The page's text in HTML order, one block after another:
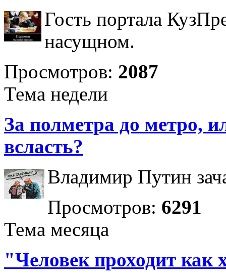
Гость портала
насущном.
Просмотров: 2087
Тема недели
За полметра до метро,
всласть?
Владимир Путин
Просмотров: 6291
Тема месяца
"Человек проходит как